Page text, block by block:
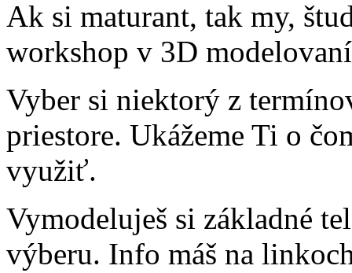
Ak si maturant, tak my,
workshop v 3D
Vyber si niektorý z
priestore. Ukážeme Ti o
využiť.
Vymodeluješ si základné
výberu. Info máš na